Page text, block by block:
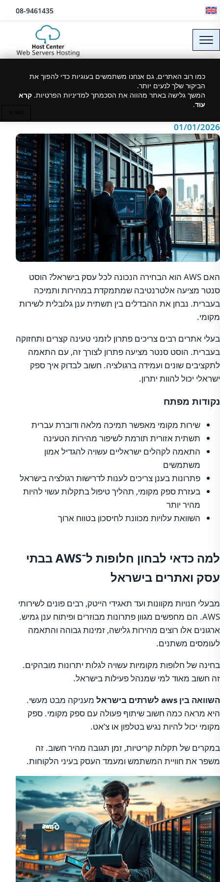
דלג לתוכן 08-9461435
כמו רוב האתרים, גם אנחנו משתמשים בעוגיות כדי להפוך את
הביקור שלך לנעים יותר.
המשך גלישה באתר מהווה את הסכמתך למדיניות הפרטיות. קרא
עוד.
הוסט סנטר – תחליף ל־AWS
בישראל | פתרונות ענן
01/01/2026
האם AWS הוא הבחירה הנכונה לכל עסק בישראל? הוסט
סנטר מציעה אלטרנטיבה שמתמקדת במהירות ותמיכה
בעברית. נבחן את ההבדלים בין תשתית ענן גלובלית לשירות
מקומי.
בעלי אתרים רבים צריכים פתרון לזמני טעינה קצרים ותחזוקה
בעברית. הוסט סנטר מציעה פתרון לצורך זה, עם התאמה
לתקציבים שונים ועמידה ברגולציה. חשוב לבדוק איך ספק
ישראלי יכול להוות יתרון.
נקודות מפתח
שירות מקומי מאפשר תמיכה מלאה ודוברת עברית
תשתית אזורית תורמת לשיפור מהירות הטעינה
התאמה לקהלים ישראליים עשויה להגדיל אמון
משתמשים
פתרונות בענן צריכים לענות לדרישות רגולציה בישראל
בעזרת ספק מקומי, תהליך טיפול בתקלות עשוי להיות
מהיר יותר
השוואת עלויות מכוונת לחיסכון בטווח ארוך
למה כדאי לבחון חלופות ל־AWS בבתי
עסק ואתרים בישראל
מבעלי חנויות מקוונות ועד תאגידי הייטק, רבים פונים לשירותי
AWS. הם מחפשים מגוון פתרונות מבוזרים ופיתוח ענן גמיש.
ארגונים אלו רוצים מהירות גלישה, זמינות גבוהה והתאמה
לעומסים משתנים.
בחינה של חלופות מקומיות עשויה לגלות יתרונות מובהקים.
זה חשוב מאוד למי שמנהל פעילות בישראל.
השוואה בין aws לשרתים בישראל
מעניקה מבט מעשי.
היא מראה כמה חשוב שיתוף פעולה עם ספק מקומי. ספק
מקומי יכול להיות נגיש בטלפון או צ’אט.
במקרים של תקלות קריטיות, זמן תגובה מהיר חשוב. זה
משפר את חוויית המשתמש ומעמד העסק בעיני הלקוחות.